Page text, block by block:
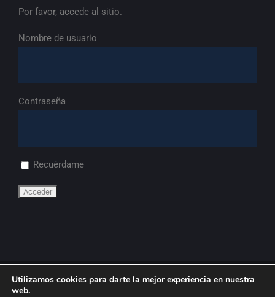
Por favor, accede al sitio.
Nombre de usuario
Contraseña
Recuérdame
Utilizamos cookies para darte la mejor experiencia en nuestra
web.